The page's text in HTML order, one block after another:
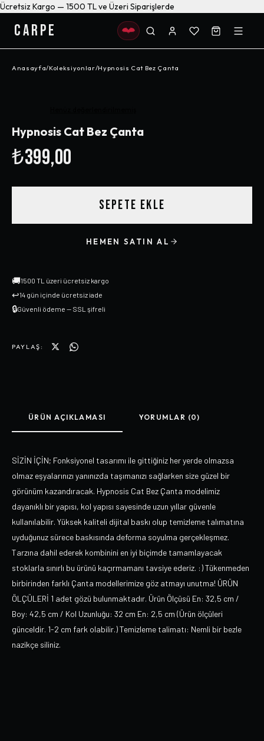
Ücretsiz Kargo — 1500 TL ve Üzeri Siparişlerde
CARPE
Anasayfa/Koleksiyonlar/Hypnosis Cat Bez Çanta
Hypnosis Cat Bez Çanta
₺399,00
SEPETE EKLE
HEMEN SATIN AL
🚚1500 TL üzeri ücretsiz kargo
↩14 gün içinde ücretsiz iade
🔒Güvenli ödeme — SSL şifreli
PAYLAŞ:
ÜRÜN AÇIKLAMASI YORUMLAR (0)
SİZİN İÇİN; Fonksiyonel tasarımı ile gittiğiniz her yerde olmazsa
olmaz eşyalarınızı yanınızda taşımanızı sağlarken size güzel bir
görünüm kazandıracak. Hypnosis Cat Bez Çanta modelimiz
dayanıklı bir yapısı, kol yapısı sayesinde uzun yıllar güvenle
kullanılabilir. Yüksek kaliteli dijital baskı olup temizleme talımatına
uyduğunuz sürece baskısında deforma soyulma gerçekleşmez.
Tarzına dahil ederek kombinini en iyi biçimde tamamlayacak
stoklarla sınırlı bu ürünü kaçırmamanı tavsiye ederiz. :) Tükenmeden
birbirinden farklı Çanta modellerimize göz atmayı unutma! ÜRÜN
ÖLÇÜLERİ 1 adet gözü bulunmaktadır. Ürün Ölçüsü En: 32,5 cm /
Boy: 42,5 cm / Kol Uzunluğu: 32 cm En: 2,5 cm (Ürün ölçüleri
günceldir. 1-2 cm fark olabilir.) Temizleme talimatı: Nemli bir bezle
nazikçe siliniz.